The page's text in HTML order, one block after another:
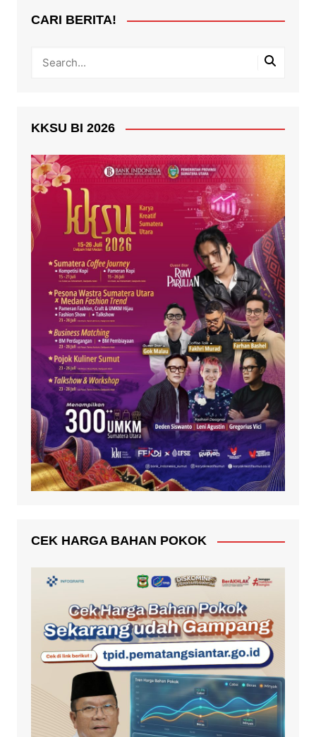
CARI BERITA!
KKSU BI 2026
CEK HARGA BAHAN POKOK